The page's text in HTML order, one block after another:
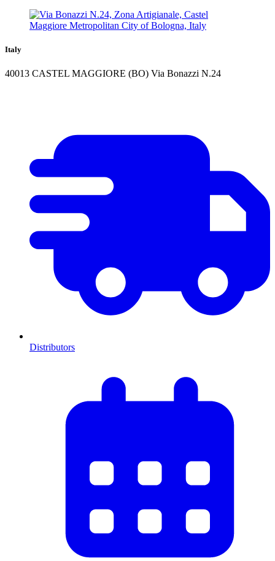
Italy
40013 CASTEL MAGGIORE (BO) Via Bonazzi N.24
Distributors